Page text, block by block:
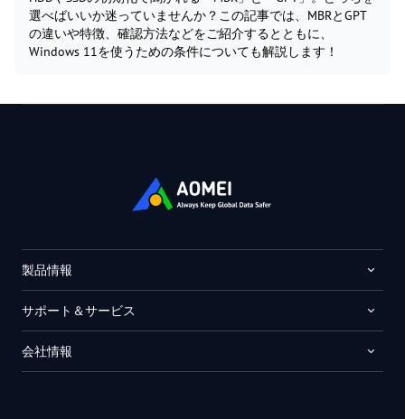
選べばいいか迷っていませんか？この記事では、MBRとGPT
の違いや特徴、確認方法などをご紹介するとともに、
Windows 11を使うための条件についても解説します！
製品情報
サポート＆サービス
会社情報